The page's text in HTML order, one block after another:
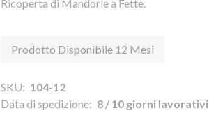
Ricoperta di Mandorle a Fette.
Prodotto Disponibile 12 Mesi
SKU: 104-12
Data di spedizione: 8 / 10 giorni lavorativi